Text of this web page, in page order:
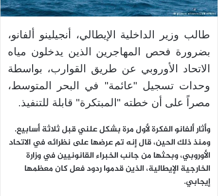
طالب وزير الداخلية الإيطالي، أنجيلينو ألفانو،
بضرورة فحص المهاجرين الذين يدخلون مياه
الاتحاد الأوروبي عن طريق القوارب، بواسطة
وحدات تسجيل "عائمة" في البحر المتوسط،
مصراً على أن خطته "المبتكرة" قابلة للتنفيذ.
وأثار ألفانو الفكرة لأول مرة بشكل علني قبل ثلاثة أسابيع.
ومنذ ذلك الحين، قال إنه تم عرضها على نظرائه في الاتحاد
الأوروبي، وبحثها من جانب الخبراء القانونيين في وزارة
الخارجية الإيطالية، الذين قدموا ردود فعل كان معظمها
إيجابي.